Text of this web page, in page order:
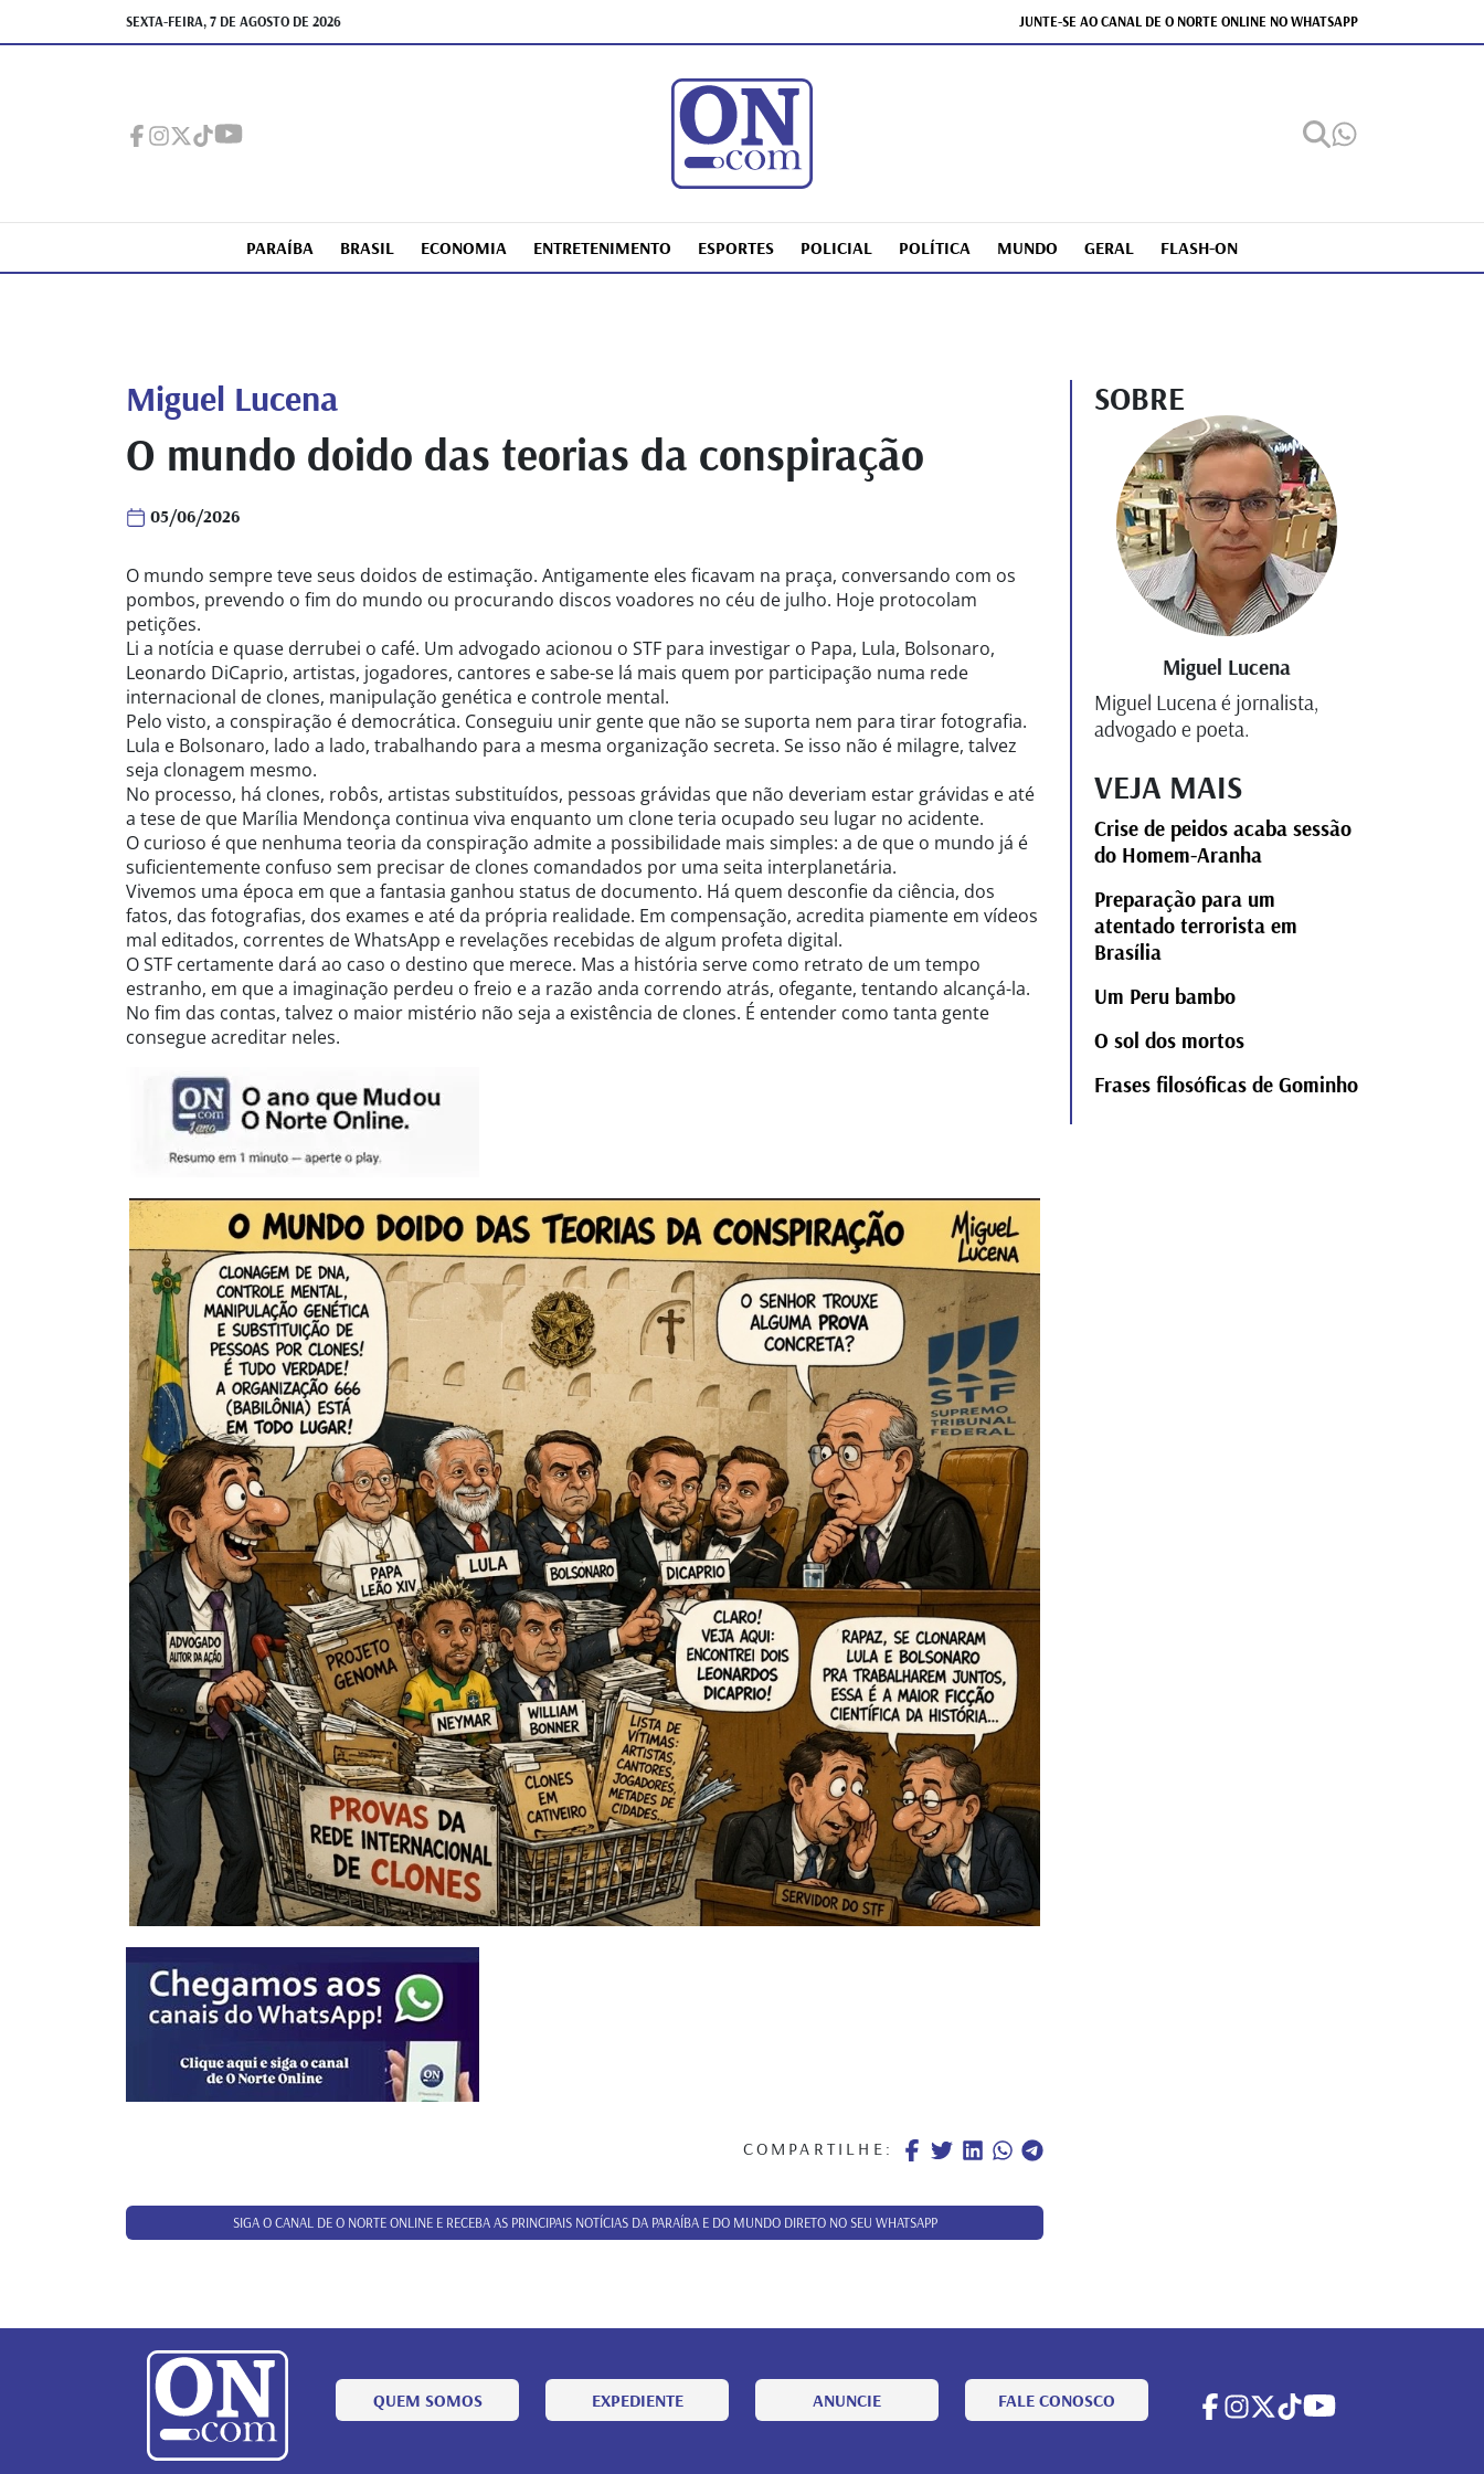
SEXTA-FEIRA, 7 DE AGOSTO DE 2026 JUNTE-SE AO CANAL DE O NORTE ONLINE NO WHATSAPP
PARAÍBA BRASIL ECONOMIA ENTRETENIMENTO ESPORTES POLICIAL POLÍTICA MUNDO GERAL FLASH-ON
Miguel Lucena
O mundo doido das teorias da conspiração
05/06/2026
O mundo sempre teve seus doidos de estimação. Antigamente eles ficavam na praça, conversando com os
pombos, prevendo o fim do mundo ou procurando discos voadores no céu de julho. Hoje protocolam
petições.
Li a notícia e quase derrubei o café. Um advogado acionou o STF para investigar o Papa, Lula, Bolsonaro,
Leonardo DiCaprio, artistas, jogadores, cantores e sabe-se lá mais quem por participação numa rede
internacional de clones, manipulação genética e controle mental.
Pelo visto, a conspiração é democrática. Conseguiu unir gente que não se suporta nem para tirar fotografia.
Lula e Bolsonaro, lado a lado, trabalhando para a mesma organização secreta. Se isso não é milagre, talvez
seja clonagem mesmo.
No processo, há clones, robôs, artistas substituídos, pessoas grávidas que não deveriam estar grávidas e até
a tese de que Marília Mendonça continua viva enquanto um clone teria ocupado seu lugar no acidente.
O curioso é que nenhuma teoria da conspiração admite a possibilidade mais simples: a de que o mundo já é
suficientemente confuso sem precisar de clones comandados por uma seita interplanetária.
Vivemos uma época em que a fantasia ganhou status de documento. Há quem desconfie da ciência, dos
fatos, das fotografias, dos exames e até da própria realidade. Em compensação, acredita piamente em vídeos
mal editados, correntes de WhatsApp e revelações recebidas de algum profeta digital.
O STF certamente dará ao caso o destino que merece. Mas a história serve como retrato de um tempo
estranho, em que a imaginação perdeu o freio e a razão anda correndo atrás, ofegante, tentando alcançá-la.
No fim das contas, talvez o maior mistério não seja a existência de clones. É entender como tanta gente
consegue acreditar neles.
COMPARTILHE:
SIGA O CANAL DE O NORTE ONLINE E RECEBA AS PRINCIPAIS NOTÍCIAS DA PARAÍBA E DO MUNDO DIRETO NO SEU WHATSAPP
SOBRE
Miguel Lucena
Miguel Lucena é jornalista,
advogado e poeta.
VEJA MAIS
Crise de peidos acaba sessão
do Homem-Aranha
Preparação para um
atentado terrorista em
Brasília
Um Peru bambo
O sol dos mortos
Frases filosóficas de Gominho
QUEM SOMOS EXPEDIENTE ANUNCIE FALE CONOSCO